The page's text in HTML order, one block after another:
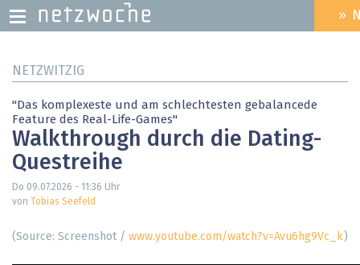
zum
HEADER
MENU
»
NETZWITZIG
"Das komplexeste und am schlechtesten gebalancede
Feature des Real-Life-Games"
Walkthrough durch die Dating-
Questreihe
Do 09.07.2026 - 11:36 Uhr
von
Tobias Seefeld
(Source: Screenshot / www.youtube.com/watch?v=Avu6hg9Vc_k )